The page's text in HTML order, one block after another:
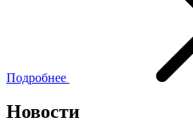
Подробнее
Новости